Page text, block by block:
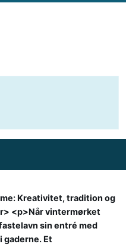
Kreativitet, tradition og
<p>Når vintermørket
sin entré med
Et